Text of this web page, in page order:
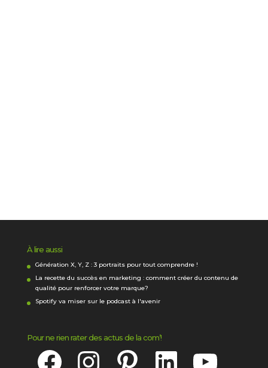
À lire aussi
Génération X, Y, Z : 3 portraits pour tout comprendre !
La recette du succès en marketing : comment créer du contenu de
qualité pour renforcer votre marque?
Spotify va miser sur le podcast à l'avenir
Pour ne rien rater des actus de la com’!
Facebook Instagram Pinterest LinkedIn